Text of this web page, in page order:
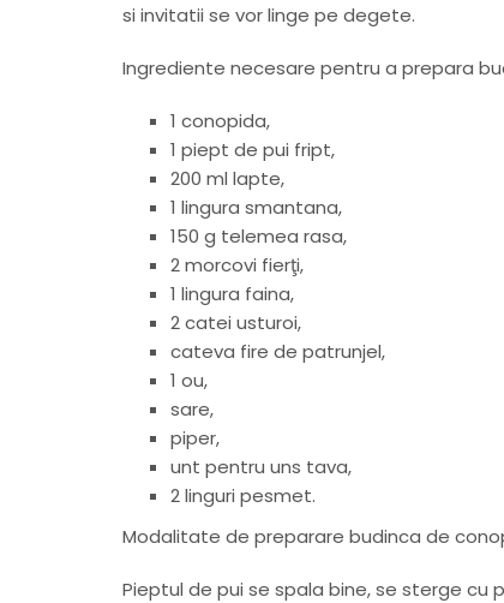
si invitatii se vor linge pe degete.
Ingrediente necesare pentru a prepara
1 conopida,
1 piept de pui fript,
200 ml lapte,
1 lingura smantana,
150 g telemea rasa,
2 morcovi fierţi,
1 lingura faina,
2 catei usturoi,
cateva fire de patrunjel,
1 ou,
sare,
piper,
unt pentru uns tava,
2 linguri pesmet.
Modalitate de preparare budinca de
Pieptul de pui se spala bine, se sterge cu